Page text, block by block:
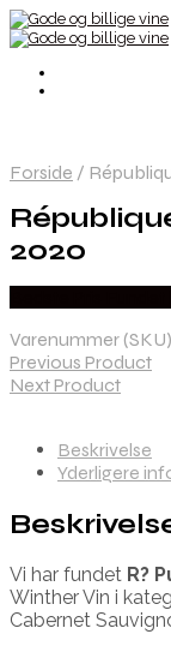
Forside /
2020
Varenummer
Previous Product
Next Product
Beskrivelse
Yderligere
Vi har fundet R?
Winther Vin i
Cabernet